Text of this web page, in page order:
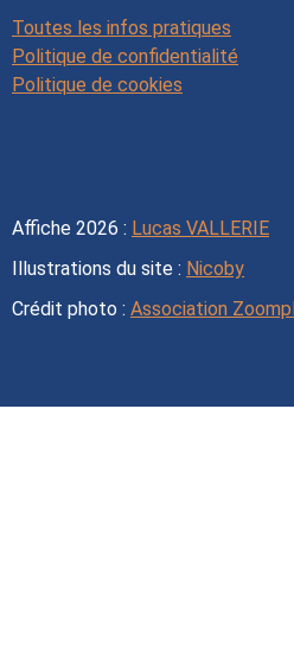
Toutes les infos pratiques
Politique de confidentialité
Politique de cookies
Affiche 2026 : Lucas VALLERIE
Illustrations du site : Nicoby
Crédit photo : Association